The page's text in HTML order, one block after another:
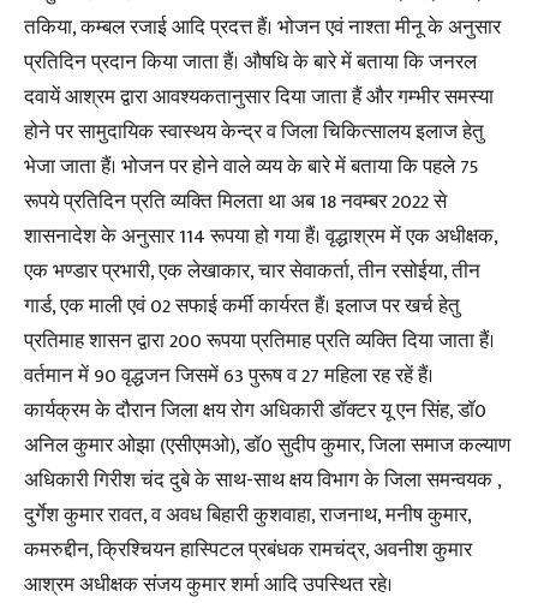
तकिया, कम्बल रजाई आदि प्रदत्त हैं। भोजन एवं नाश्ता मीनू के अनुसार
प्रतिदिन प्रदान किया जाता हैं। औषधि के बारे में बताया कि जनरल
दवायें आश्रम द्वारा आवश्यकतानुसार दिया जाता हैं और गम्भीर समस्या
होने पर सामुदायिक स्वास्थय केन्द्र व जिला चिकित्सालय इलाज हेतु
भेजा जाता हैं। भोजन पर होने वाले व्यय के बारे में बताया कि पहले 75
रूपये प्रतिदिन प्रति व्यक्ति मिलता था अब 18 नवम्बर 2022 से
शासनादेश के अनुसार 114 रूपया हो गया हैं। वृद्धाश्रम में एक अधीक्षक,
एक भण्डार प्रभारी, एक लेखाकार, चार सेवाकर्ता, तीन रसोईया, तीन
गार्ड, एक माली एवं 02 सफाई कर्मी कार्यरत हैं। इलाज पर खर्च हेतु
प्रतिमाह शासन द्वारा 200 रूपया प्रतिमाह प्रति व्यक्ति दिया जाता हैं।
वर्तमान में 90 वृद्धजन जिसमें 63 पुरूष व 27 महिला रह रहें हैं।
कार्यक्रम के दौरान जिला क्षय रोग अधिकारी डॉक्टर यू एन सिंह, डाॅ0
अनिल कुमार ओझा (एसीएमओ), डाॅ0 सुदीप कुमार, जिला समाज कल्याण
अधिकारी गिरीश चंद दुबे के साथ-साथ क्षय विभाग के जिला समन्वयक ,
दुर्गेश कुमार रावत, व अवध बिहारी कुशवाहा, राजनाथ, मनीष कुमार,
कमरुद्दीन, क्रिश्चियन हास्पिटल प्रबंधक रामचंद्र, अवनीश कुमार
आश्रम अधीक्षक संजय कुमार शर्मा आदि उपस्थित रहे।